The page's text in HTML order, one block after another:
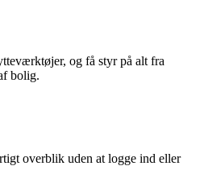
og få styr på alt fra
bolig.
overblik uden at logge ind eller